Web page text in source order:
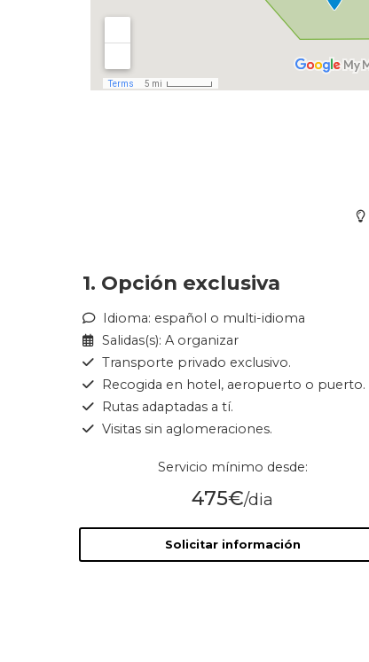
1. Opción exclusiva
Idioma: español o multi-idioma
Salidas(s): A organizar
Transporte privado exclusivo.
Recogida en hotel, aeropuerto o puerto.
Rutas adaptadas a tí.
Visitas sin aglomeraciones.
Servicio mínimo desde:
475€/dia
Solicitar información